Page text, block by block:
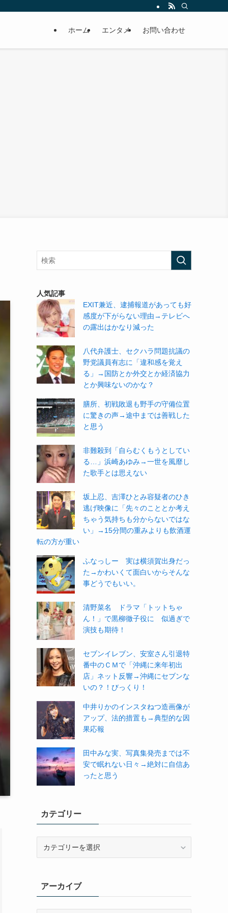
ホーム エンタメ お問い合わせ
人気記事
EXIT兼近、逮捕報道があっても好
感度が下がらない理由→テレビへ
の露出はかなり減った
八代弁護士、セクハラ問題抗議の
野党議員有志に「違和感を覚え
る」→国防とか外交とか経済協力
とか興味ないのかな？
膳所、初戦敗退も野手の守備位置
に驚きの声→途中までは善戦した
と思う
非難殺到「自らむくもうとしてい
る…」浜崎あゆみ→一世を風靡し
た歌手とは思えない
坂上忍、吉澤ひとみ容疑者のひき
逃げ映像に「先々のこととか考え
ちゃう気持ちも分からないではな
い」→15分間の重みよりも飲酒運
転の方が重い
ふなっしー 実は横須賀出身だっ
た→かわいくて面白いからそんな
事どうでもいい。
清野菜名 ドラマ「トットちゃ
ん！」で黒柳徹子役に 似過ぎで
演技も期待！
セブンイレブン、安室さん引退特
番中のＣＭで「沖縄に来年初出
店」ネット反響→沖縄にセブンな
いの？！びっくり！
中井りかのインスタねつ造画像が
アップ、法的措置も→典型的な因
果応報
田中みな実、写真集発売までは不
安で眠れない日々→絶対に自信あ
ったと思う
カテゴリー
ーアーカイブ